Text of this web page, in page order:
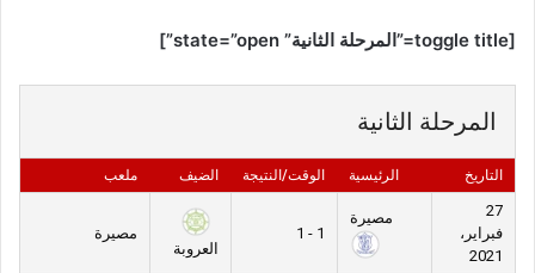
[toggle title=”المرحلة الثانية” state=”open”]
المرحلة الثانية
التاريخ الرئيسية الوقت/النتيجة الضيف ملعب
27
فبراير،
2021
مصيرة
1 - 1
العروبة
مصيرة